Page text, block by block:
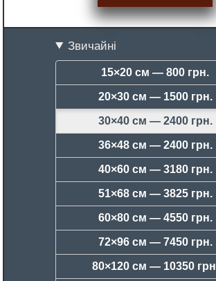
Звичайні
15×20 см — 800 грн.
20×30 см — 1500 грн.
30×40 см — 2400 грн.
36×48 см — 2400 грн.
40×60 см — 3180 грн.
51×68 см — 3825 грн.
60×80 см — 4550 грн.
72×96 см — 7450 грн.
80×120 см — 10350